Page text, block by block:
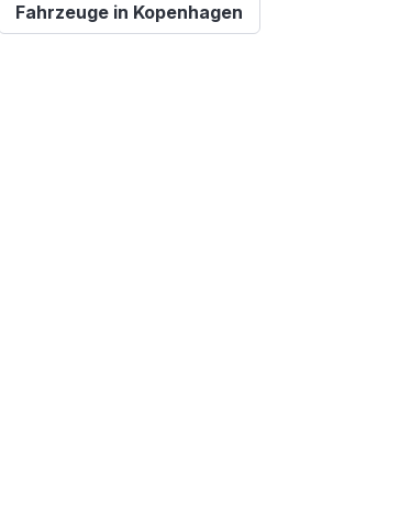
Fahrzeuge in Kopenhagen